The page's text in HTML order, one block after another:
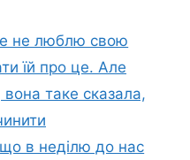
не люблю свою
їй про це. Але
таке сказала,
в неділю до нас